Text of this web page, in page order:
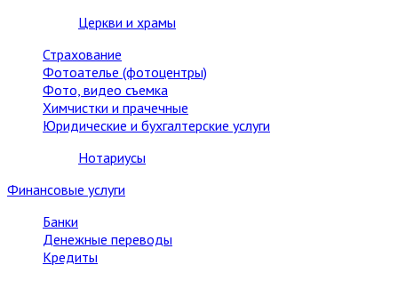
Церкви и храмы
Страхование
Фотоателье (фотоцентры)
Фото, видео съемка
Химчистки и прачечные
Юридические и бухгалтерские услуги
Нотариусы
Финансовые услуги
Банки
Денежные переводы
Кредиты